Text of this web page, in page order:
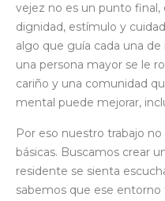
vejez no es un punto
dignidad, estímulo y
algo que guía cada una
una persona mayor se le
cariño y una comunidad
mental puede mejorar,
Por eso nuestro trabajo
básicas. Buscamos crear
residente se sienta
sabemos que ese